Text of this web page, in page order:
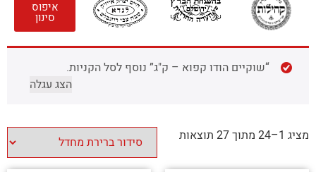
איפוס
סינון
“שוקיים הודו קפוא – ק"ג” נוסף לסל הקניות.
הצג עגלה
מציג 1–24 מתוך 27 תוצאות